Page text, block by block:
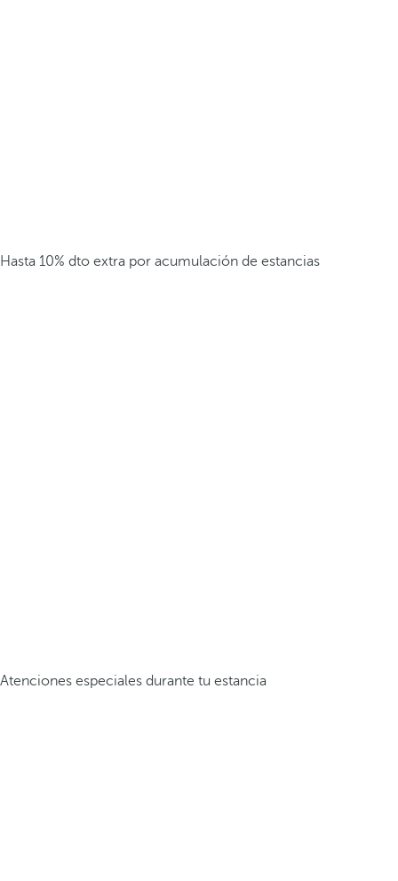
Hasta 10% dto extra por acumulación de estancias
Atenciones especiales durante tu estancia